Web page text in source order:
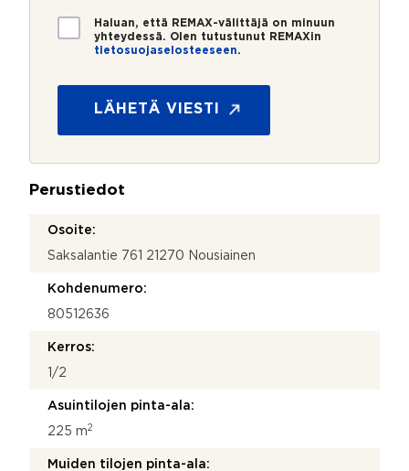
*
*
T
i
o
*
Haluan, että REMAX-välittäjä on minuun
yhteydessä. Olen tutustunut REMAXin
tietosuojaselosteeseen.
LÄHETÄ VIESTI
Perustiedot
Osoite:
Saksalantie 761 21270 Nousiainen
Kohdenumero:
80512636
Kerros:
1/2
Asuintilojen pinta-ala:
225 m2
Muiden tilojen pinta-ala: